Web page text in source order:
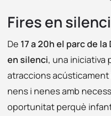
Fires en silenci
De 17 a 20h el parc de
en silenci, una iniciativa
atraccions acústicament
nens i nenes amb
oportunitat perquè